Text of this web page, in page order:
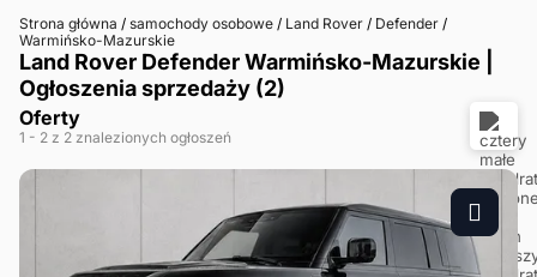
Strona główna / samochody osobowe / Land Rover / Defender /
Warmińsko-Mazurskie
Land Rover Defender Warmińsko-Mazurskie |
Ogłoszenia sprzedaży (2)
Oferty
1 - 2 z 2 znalezionych ogłoszeń